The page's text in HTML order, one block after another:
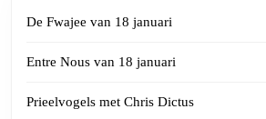
De Fwajee van 18 januari
Entre Nous van 18 januari
Prieelvogels met Chris Dictus